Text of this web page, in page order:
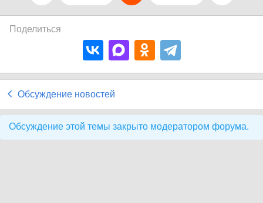
Поделиться
Обсуждение новостей
Обсуждение этой темы закрыто модератором форума.